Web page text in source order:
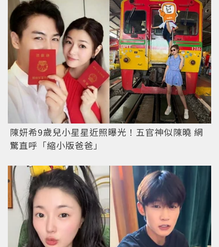
陳妍希9歲兒小星星近照曝光！五官神似陳曉 網
驚直呼「縮小版爸爸」